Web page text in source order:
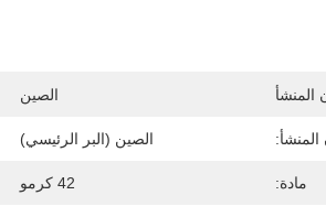
المنشأ الصين
الصين (البر الرئيسي)
مادة: 42 كرمو